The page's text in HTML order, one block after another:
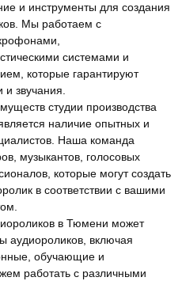
и инструменты для создания
Мы работаем с
системами и
которые гарантируют
и звучания.
студии производства
наличие опытных и
Наша команда
музыкантов, голосовых
которые могут создать
в соответствии с вашими
в Тюмени может
аудиороликов, включая
обучающие и
работать с различными